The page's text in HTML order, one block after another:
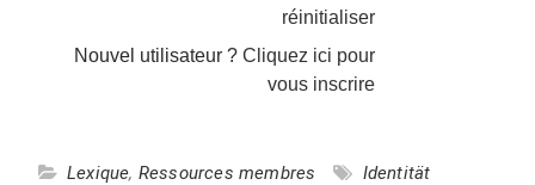
réinitialiser
Nouvel utilisateur ?Cliquez ici pour
vous inscrire
Lexique, Ressources membres Identität